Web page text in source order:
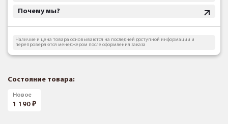
Почему мы?
Наличие и цена товара основываются на последней доступной информации и
перепроверяются менеджером после оформления заказа
Состояние товара:
Новое
1 190